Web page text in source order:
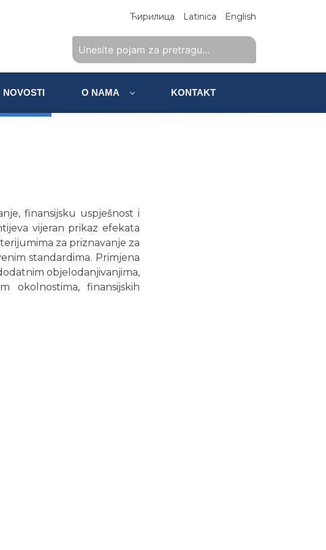
Ћирилица Latinica English
NOVOSTI O NAMA KONTAKT
finansijsku uspješnost i
vijeran prikaz efekata
za priznavanje za
standardima. Primjena
objelodanjivanjima,
okolnostima, finansijskih